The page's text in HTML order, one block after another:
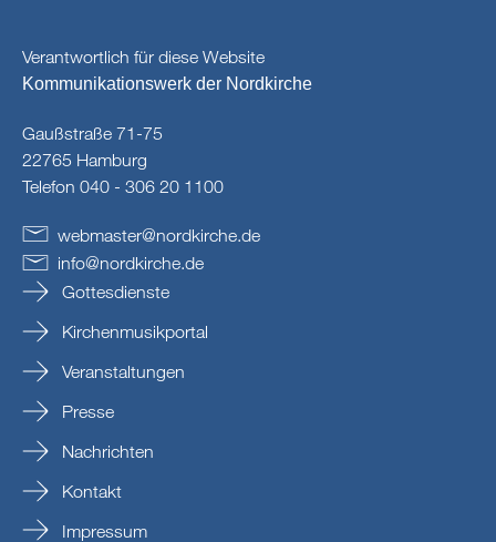
Verantwortlich für diese Website
Kommunikationswerk der Nordkirche
Gaußstraße 71-75
22765 Hamburg
Telefon 040 - 306 20 1100
webmaster@nordkirche de
info@nordkirche.de
Gottesdienste
Kirchenmusikportal
Veranstaltungen
Presse
Nachrichten
Kontakt
Impressum